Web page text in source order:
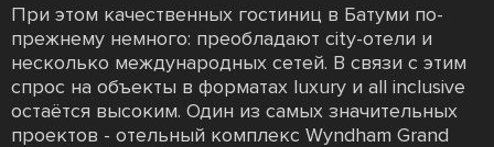
При этом качественных гостиниц в Батуми по-
прежнему немного: преобладают city-отели и
несколько международных сетей. В связи с этим
спрос на объекты в форматах luxury и all inclusive
остаётся высоким. Один из самых значительных
проектов - отельный комплекс Wyndham Grand